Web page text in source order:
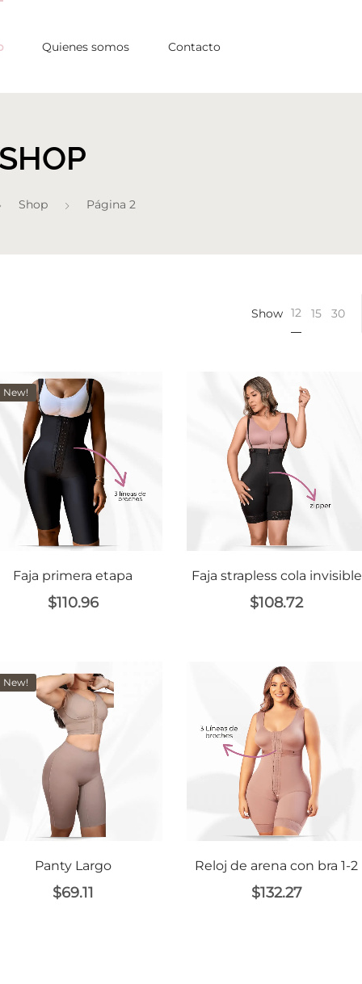
About Envato
Careers
Privacy Policy
Sitemap
Quienes somos Contacto
SHOP
Shop Página 2
Show 12 15 30
New!
Faja primera etapa
$110.96
Faja strapless cola invisible
$108.72
New!
Panty Largo
$69.11
Reloj de arena con bra 1-2
$132.27